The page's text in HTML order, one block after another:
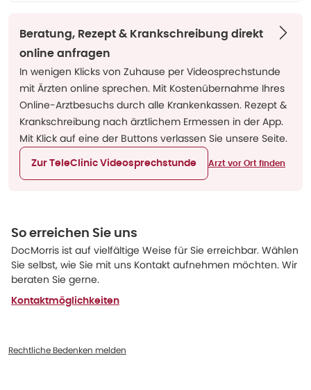
Beratung, Rezept & Krankschreibung direkt
online anfragen
In wenigen Klicks von Zuhause per Videosprechstunde
mit Ärzten online sprechen. Mit Kostenübernahme Ihres
Online-Arztbesuchs durch alle Krankenkassen. Rezept &
Krankschreibung nach ärztlichem Ermessen in der App.
Mit Klick auf eine der Buttons verlassen Sie unsere Seite.
Zur TeleClinic Videosprechstunde Arzt vor Ort finden
So erreichen Sie uns
DocMorris ist auf vielfältige Weise für Sie erreichbar. Wählen
Sie selbst, wie Sie mit uns Kontakt aufnehmen möchten. Wir
beraten Sie gerne.
Kontaktmöglichkeiten
Rechtliche Bedenken melden